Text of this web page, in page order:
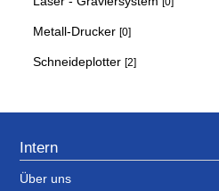
Metall-Drucker [0]
Schneideplotter [2]
Intern
Über uns